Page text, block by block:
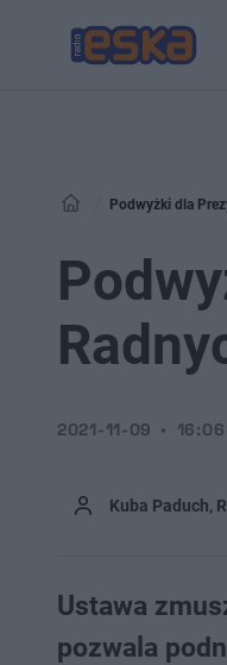
Podwyżki dla
Kuba Paduch,
2021-11-09 16:06
Ustawa
pozwala